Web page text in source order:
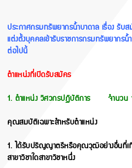
ประกาศกรมทรัพยากรน้ำบาดาล เรื่อง รับ
แต่งตั้งบุคคลเข้ารับราชการกรมทรัพยากรน้
ต่อไปนี้
ตำแหน่งที่เปิดรับสมัคร
1. ตำแหน่ง วิศวกรปฏิบัติการ จำนวน
คุณสมบัติเฉพาะสําหรับตําแหน่ง
1. ได้รับปริญญาตรีหรือคุณวุฒิอย่างอื่นที่เ
สาขาวิชาใดสาขาวิชาหนึ่ง